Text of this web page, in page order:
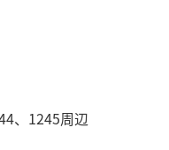
、1245周辺